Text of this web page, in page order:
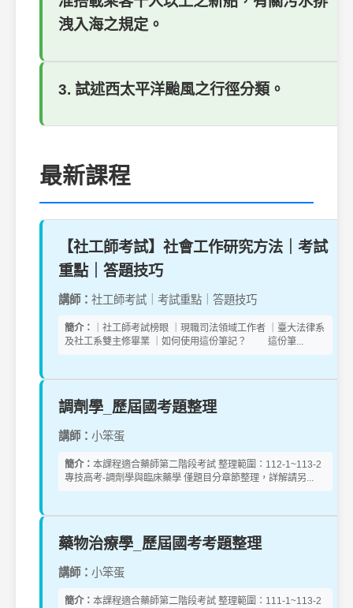
洩入海之規定。
3. 試述西太平洋颱風之行徑分類。
最新課程
【社工師考試】社會工作研究方法｜考試
重點｜答題技巧
講師： 社工師考試｜考試重點｜答題技巧
簡介：
｜社工師考試榜眼 ｜現職司法領域工作者 ｜臺大法律系
及社工系雙主修畢業 ｜如何使用這份筆記？ 這份筆...
調劑學_歷屆國考題整理
講師： 小笨蛋
簡介： 本課程適合藥師第二階段考試 整理範圍：112-1~113-2
專技高考-調劑學與臨床藥學 僅題目分章節整理，詳解請另...
藥物治療學_歷屆國考考題整理
講師： 小笨蛋
簡介： 本課程適合藥師第二階段考試 整理範圍：111-1~113-2